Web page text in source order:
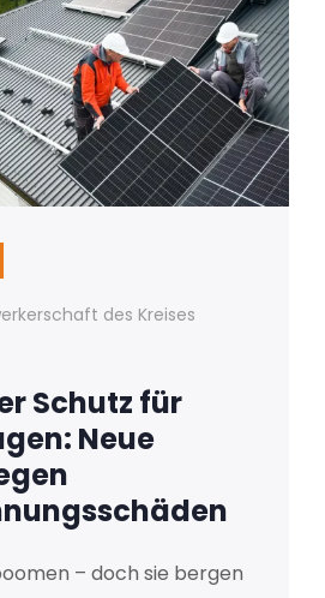
des Kreises
Schutz für
Neue
– doch sie bergen